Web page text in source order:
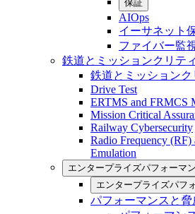
保証
AIOps
イーサネット
ファイバー監
鉄道とミッションクリテ
鉄道とミッション
Drive Test
ERTMS and FRMCS
Mission Critical
Railway Cybersecurity
Radio Frequency
Emulation
エンタープライズパフォーマ
エンタープライズパフ
パフォーマンスと脅